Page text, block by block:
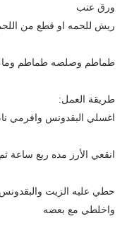
ورق عنب
ريش للحمه او قطع من
طماطم وصلصه طماطم
طريقة العمل:
اغسلي البقدونس وافرمي
انقعي الأرز مده ربع
حطي عليه الزيت
واخلطي مع بعضه